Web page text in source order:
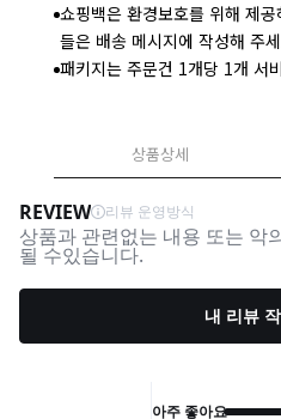
쇼핑백은 환경보호를 위해 제
들은 배송 메시지에 작성해 주
패키지는 주문건 1개당 1개 서
상품상세